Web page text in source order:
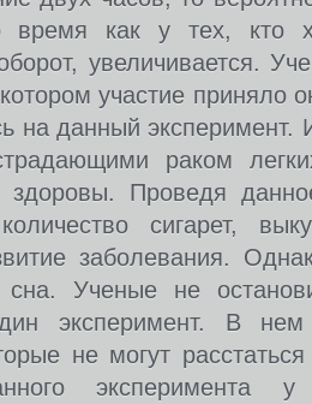
время как у тех, кто
увеличивается.
участие приняло
на данный эксперимент.
раком
Проведя
сигарет,
заболевания.
Ученые не
эксперимент. В нем
не могут